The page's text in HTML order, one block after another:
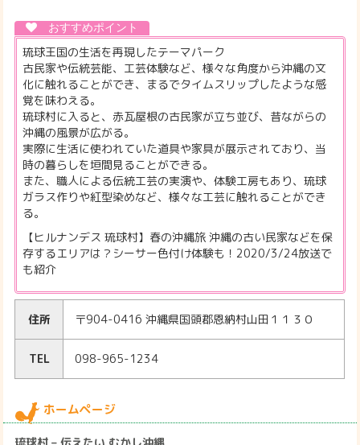
琉球王国の生活を再現したテーマパーク
古民家や伝統芸能、工芸体験など、様々な角度から沖縄の文
化に触れることができ、まるでタイムスリップしたような感
覚を味わえる。
琉球村に入ると、赤瓦屋根の古民家が立ち並び、昔ながらの
沖縄の風景が広がる。
実際に生活に使われていた道具や家具が展示されており、当
時の暮らしを垣間見ることができる。
また、職人による伝統工芸の実演や、体験工房もあり、琉球
ガラス作りや紅型染めなど、様々な工芸に触れることができ
る。
【ヒルナンデス 琉球村】春の沖縄旅 沖縄の古い民家などを保
存するエリアは？シーサー色付け体験も！2020/3/24放送で
も紹介
住所 〒904-0416 沖縄県国頭郡恩納村山田１１３０
TEL 098-965-1234
ホームページ
琉球村 – 伝えたい むかし沖縄